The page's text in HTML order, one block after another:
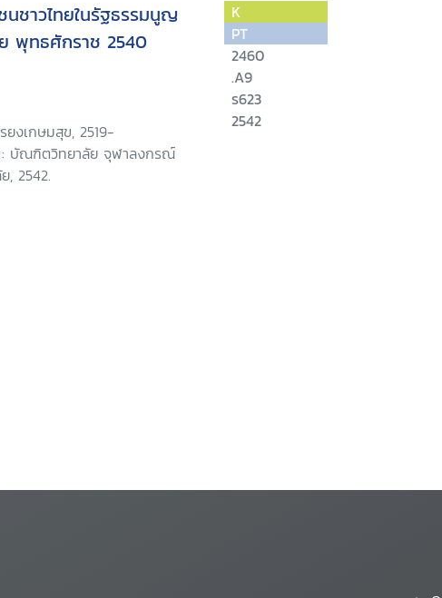
ชาวไทยในรัฐธรรมนูญ
พุทธศักราช 2540
ยงเกษมสุข, 2519-
บัณฑิตวิทยาลัย จุฬาลงกรณ์
, 2542.
K
PT
2460
.A9
ร623
2542